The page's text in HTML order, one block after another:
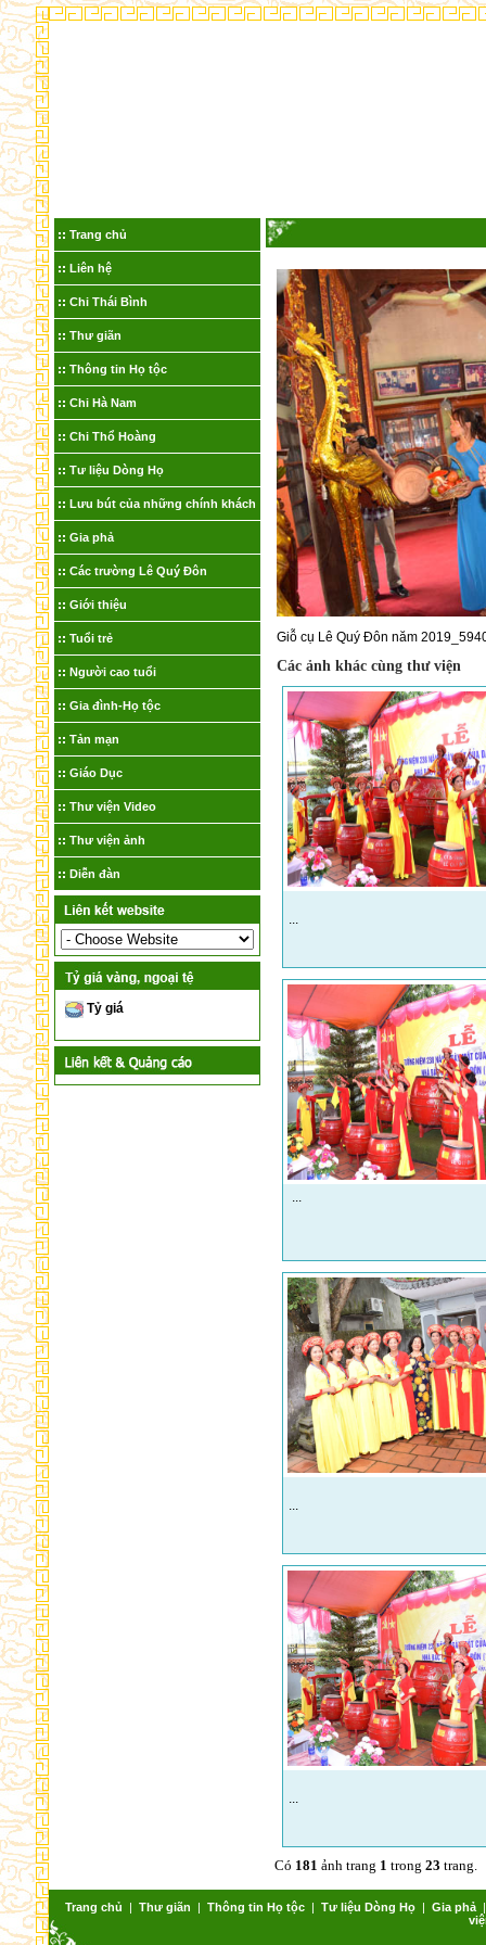
Trang chủ
Liên hệ
Chi Thái Bình
Thư giãn
Thông tin Họ tộc
Chi Hà Nam
Chi Thổ Hoàng
Tư liệu Dòng Họ
Lưu bút của những chính khách
Gia phả
Các trường Lê Quý Đôn
Giới thiệu
Tuổi trẻ
Người cao tuổi
Gia đình-Họ tộc
Tản mạn
Giáo Dục
Thư viện Video
Thư viện ảnh
Diễn đàn
Tỷ giá
Giỗ cụ Lê Quý Đôn năm
Các ảnh khác cùng thư viện
...
...
...
...
Có 181 ảnh trang 1 trong 23 trang.
Trang chủ | Thư giãn | Thông tin Họ tộc| Tư liệu Dòng Họ| Gia phả